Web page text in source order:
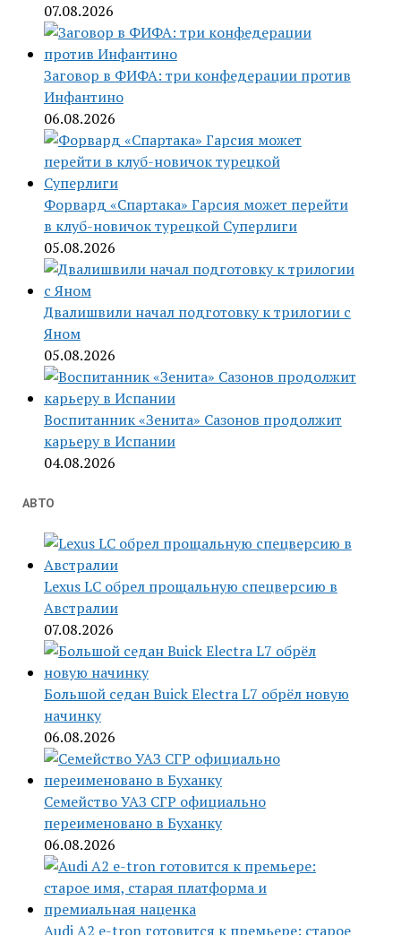
07.08.2026
Заговор в ФИФА: три конфедерации против
Инфантино
06.08.2026
Форвард «Спартака» Гарсия может перейти
в клуб-новичок турецкой Суперлиги
05.08.2026
Двалишвили начал подготовку к трилогии с
Яном
05.08.2026
Воспитанник «Зенита» Сазонов продолжит
карьеру в Испании
04.08.2026
АВТО
Lexus LC обрел прощальную спецверсию в
Австралии
07.08.2026
Большой седан Buick Electra L7 обрёл новую
начинку
06.08.2026
Семейство УАЗ СГР официально
переименовано в Буханку
06.08.2026
Audi A2 e-tron готовится к премьере: старое